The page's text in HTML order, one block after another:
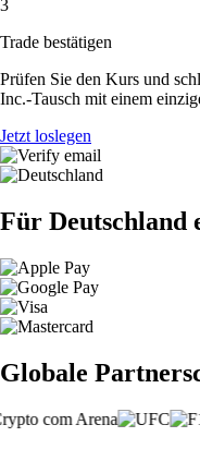
3
Trade bestätigen
Prüfen Sie den Kurs und
Inc.-Tausch mit einem
Jetzt loslegen
Für Deutschland
Globale